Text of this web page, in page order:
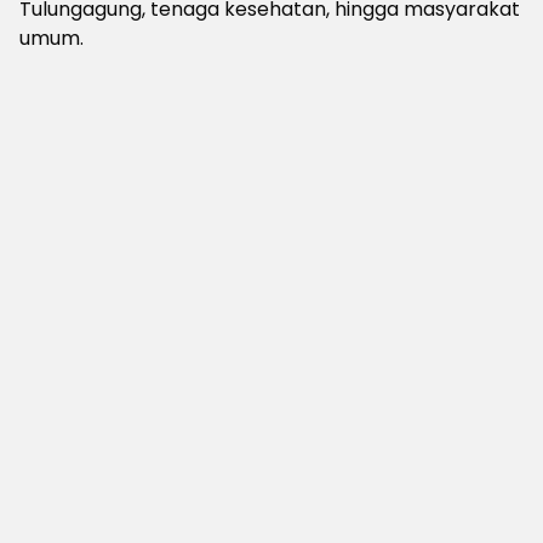
Tulungagung, tenaga kesehatan, hingga masyarakat
umum.